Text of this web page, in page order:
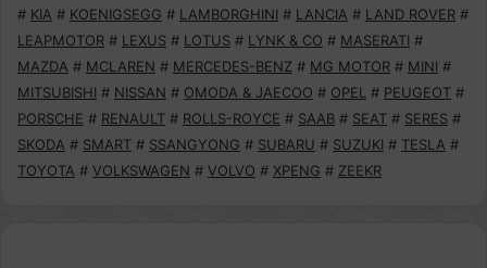
# KIA # KOENIGSEGG # LAMBORGHINI # LANCIA # LAND ROVER #
LEAPMOTOR # LEXUS # LOTUS # LYNK & CO # MASERATI #
MAZDA # MCLAREN # MERCEDES-BENZ # MG MOTOR # MINI #
MITSUBISHI # NISSAN # OMODA & JAECOO # OPEL # PEUGEOT #
PORSCHE # RENAULT # ROLLS-ROYCE # SAAB # SEAT # SERES #
SKODA # SMART # SSANGYONG # SUBARU # SUZUKI # TESLA #
TOYOTA # VOLKSWAGEN # VOLVO # XPENG # ZEEKR